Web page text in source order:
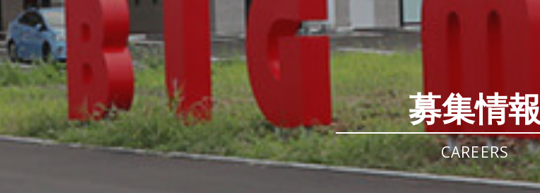
募集情報
CAREERS